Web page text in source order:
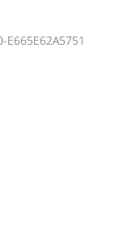
E665E62A5751